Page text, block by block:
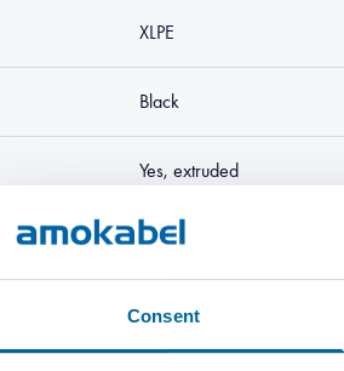
Consent
XLPE
Black
Yes, extruded
AMOKABEL-K CCSX 99